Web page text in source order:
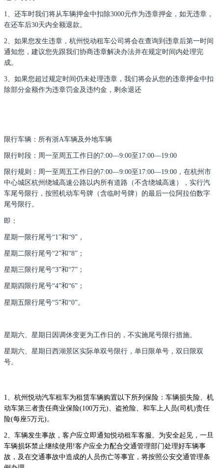
1、还车时我们将从车辆押金中扣除3000元作为违章押金，如无违章，
在还车后30天内全额退款。
2、如果您发生违章，杭州悦动租车公司将会在查询到违章后第一时间
通知您，建议您先跟我们协商违章解决办法并在规定时间内处理完
成。
3、如果您超过规定时间仍未处理违章，我们将会从您的违章押金中扣
除部分金额作为违章罚金及违约金，剩余退还
限行车辆：所有浙A车辆及外地车辆
限行时段：周一至周五工作日的7:00—9:00至17:00—19:00
限行规则：周一至周五工作日的7:00—9:00至17:00—19:00 ，在杭州市
中心城区杭州绕城高速公路以内所有道路（不含绕城高速），实行汽
车尾号限行，按照机动车号牌（含临时号牌）的最后一位阿拉伯数字
尾号限行。
即：
星期一限行尾号“1”和“9”，
星期二限行尾号“2”和“8”；
星期三限行尾号“3”和“7”；
星期四限行尾号“4”和“6”；
星期五限行尾号“5”和“0”。
星期六、星期日因调休变更为工作日的，不实施尾号限行措施。
星期六、星期日西湖景区实际单双号限行，单日限单号，双日限双
号。
1、杭州悦动汽车租车为租赁车辆购置以下所列保险：车辆损失险、机
动车第三者责任商业保险(100万元)、盗抢险、和车上人员(司机)责任
险(每座5万元)。
2、车辆发生事故，客户应立即通知悦动租车客服。为安全起见，一旦
车辆损坏禁止继续使用!客户应全力配合交通管理部门处理好车辆事
故，及在交通事故中造成的人员伤亡等事宜，将按照公安交通管理条